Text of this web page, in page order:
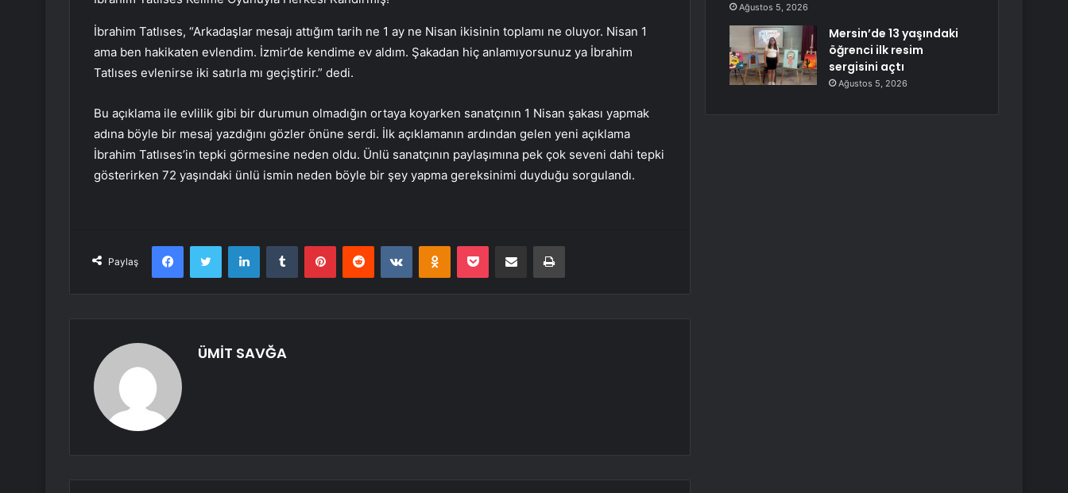
İbrahim Tatlıses, “Arkadaşlar mesajı attığım tarih ne 1 ay ne Nisan ikisinin toplamı ne oluyor. Nisan 1
ama ben hakikaten evlendim. İzmir’de kendime ev aldım. Şakadan hiç anlamıyorsunuz ya İbrahim
Tatlıses evlenirse iki satırla mı geçiştirir.” dedi.
Bu açıklama ile evlilik gibi bir durumun olmadığın ortaya koyarken sanatçının 1 Nisan şakası yapmak
adına böyle bir mesaj yazdığını gözler önüne serdi. İlk açıklamanın ardından gelen yeni açıklama
İbrahim Tatlıses’in tepki görmesine neden oldu. Ünlü sanatçının paylaşımına pek çok seveni dahi tepki
gösterirken 72 yaşındaki ünlü ismin neden böyle bir şey yapma gereksinimi duyduğu sorgulandı.
Paylaş
FacebookTwitter LinkedInTumblr PinterestReddit VKontakteOdnoklassniki
Pocket E-Posta ile paylaş Yazdır
ÜMİT SAVĞA
Ağustos 5, 2026
Mersin’de 13 yaşındaki
öğrenci ilk resim
sergisini açtı
Ağustos 5, 2026